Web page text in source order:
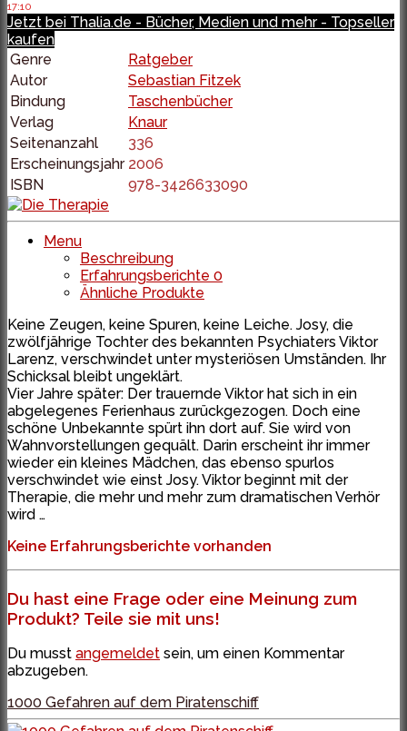
17:10
Jetzt bei Thalia.de - Bücher, Medien und mehr - Topseller
kaufen
Genre
Ratgeber
Autor
Sebastian Fitzek
Bindung
Taschenbücher
Verlag
Knaur
Seitenanzahl
336
Erscheinungsjahr 2006
ISBN
978-3426633090
Menu
Beschreibung
Erfahrungsberichte 0
Ähnliche Produkte
Keine Zeugen, keine Spuren, keine Leiche. Josy, die
zwölfjährige Tochter des bekannten Psychiaters Viktor
Larenz, verschwindet unter mysteriösen Umständen. Ihr
Schicksal bleibt ungeklärt.
Vier Jahre später: Der trauernde Viktor hat sich in ein
abgelegenes Ferienhaus zurückgezogen. Doch eine
schöne Unbekannte spürt ihn dort auf. Sie wird von
Wahnvorstellungen gequält. Darin erscheint ihr immer
wieder ein kleines Mädchen, das ebenso spurlos
verschwindet wie einst Josy. Viktor beginnt mit der
Therapie, die mehr und mehr zum dramatischen Verhör
wird …
Keine Erfahrungsberichte vorhanden
Du hast eine Frage oder eine Meinung zum
Produkt? Teile sie mit uns!
Du musst angemeldet sein, um einen Kommentar
abzugeben.
1000 Gefahren auf dem Piratenschiff